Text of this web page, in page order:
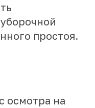
простоя.
осмотра на